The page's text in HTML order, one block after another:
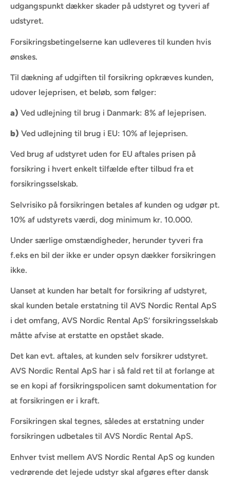
udgangspunkt dækker skader på udstyret og tyveri af
udstyret.
Forsikringsbetingelserne kan udleveres til kunden hvis
ønskes.
Til dækning af udgiften til forsikring opkræves kunden,
udover lejeprisen, et beløb, som følger:
a) Ved udlejning til brug i Danmark: 8% af lejeprisen.
b) Ved udlejning til brug i EU: 10% af lejeprisen.
Ved brug af udstyret uden for EU aftales prisen på
forsikring i hvert enkelt tilfælde efter tilbud fra et
forsikringsselskab.
Selvrisiko på forsikringen betales af kunden og udgør pt.
10% af udstyrets værdi, dog minimum kr. 10.000.
Under særlige omstændigheder, herunder tyveri fra
f.eks en bil der ikke er under opsyn dækker forsikringen
ikke.
Uanset at kunden har betalt for forsikring af udstyret,
skal kunden betale erstatning til AVS Nordic Rental ApS
i det omfang, AVS Nordic Rental ApS’ forsikringsselskab
måtte afvise at erstatte en opstået skade.
Det kan evt. aftales, at kunden selv forsikrer udstyret.
AVS Nordic Rental ApS har i så fald ret til at forlange at
se en kopi af forsikringspolicen samt dokumentation for
at forsikringen er i kraft.
Forsikringen skal tegnes, således at erstatning under
forsikringen udbetales til AVS Nordic Rental ApS.
Enhver tvist mellem AVS Nordic Rental ApS og kunden
vedrørende det lejede udstyr skal afgøres efter dansk